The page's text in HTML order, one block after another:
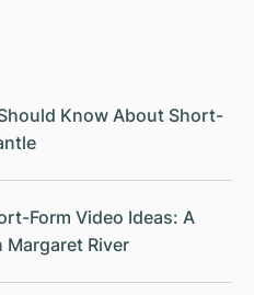
Know About Short-
Form Video Ideas: A
Margaret River